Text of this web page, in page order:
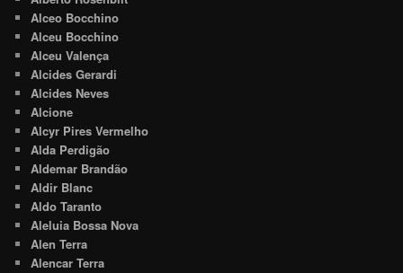
Alceo Bocchino
Alceu Bocchino
Alceu Valença
Alcides Gerardi
Alcides Neves
Alcione
Alcyr Pires Vermelho
Alda Perdigão
Aldemar Brandão
Aldir Blanc
Aldo Taranto
Aleluia Bossa Nova
Alen Terra
Alencar Terra